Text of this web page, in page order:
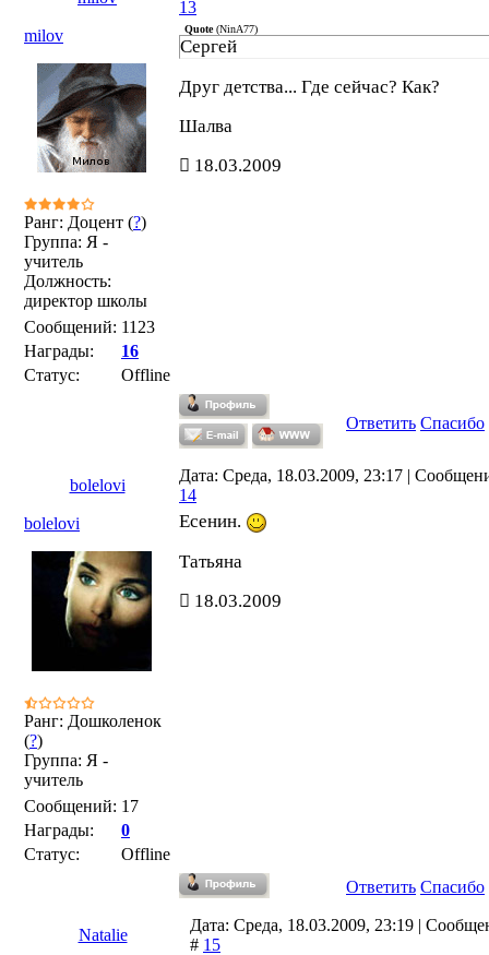
13
milov
Ранг: Доцент (?)
Группа: Я -
учитель
Должность:
директор школы
Сообщений: 1123
Награды:
16
Статус:
Offline
Quote(NinA77)
Сергей
Друг детства... Где сейчас? Как?
Шалва
18.03.2009
Ответить Спасибо
bolelovi
Дата: Среда, 18.03.2009, 23:17 |
14
bolelovi
Ранг: Дошколенок
(?)
Группа: Я -
учитель
Сообщений: 17
Награды:
0
Статус:
Offline
Есенин.
Татьяна
18.03.2009
Ответить Спасибо
Natalie
Дата: Среда, 18.03.2009, 23:19 |
# 15